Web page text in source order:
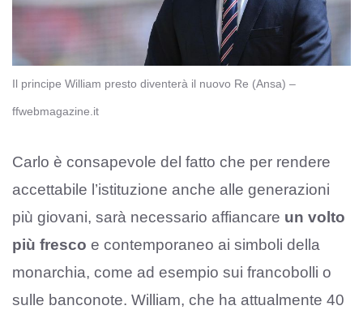
Il principe William presto diventerà il nuovo Re (Ansa) –
ffwebmagazine.it
Carlo è consapevole del fatto che per rendere
accettabile l’istituzione anche alle generazioni
più giovani, sarà necessario affiancare un volto
più fresco e contemporaneo ai simboli della
monarchia, come ad esempio sui francobolli o
sulle banconote. William, che ha attualmente 40